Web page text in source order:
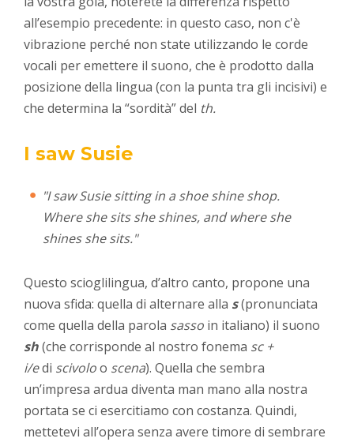
all’esempio precedente: in questo caso, non c'è
vibrazione perché non state utilizzando le corde
vocali per emettere il suono, che è prodotto dalla
posizione della lingua (con la punta tra gli incisivi) e
che determina la “sordità” del th.
I saw Susie
"I saw Susie sitting in a shoe shine shop.
Where she sits she shines, and where she
shines she sits."
Questo scioglilingua, d’altro canto, propone una
nuova sfida: quella di alternare alla s(pronunciata
come quella della parola sasso in italiano) il suono
sh(che corrisponde al nostro fonema sc +
i/edi scivoloo scena). Quella che sembra
un’impresa ardua diventa man mano alla nostra
portata se ci esercitiamo con costanza. Quindi,
mettetevi all’opera senza avere timore di sembrare